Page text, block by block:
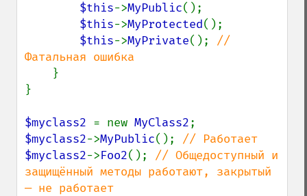
$this->MyPublic();
$this->MyProtected();
$this->MyPrivate(); //
Фатальная ошибка
}
}
$myclass2 = new MyClass2
$myclass2->MyPublic();
$myclass2->Foo2(); // Общедоступный и
защищённый методы работают, закрытый
— не работает